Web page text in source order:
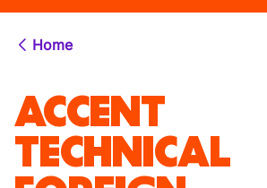
Home
ACCENT
TECHNICAL